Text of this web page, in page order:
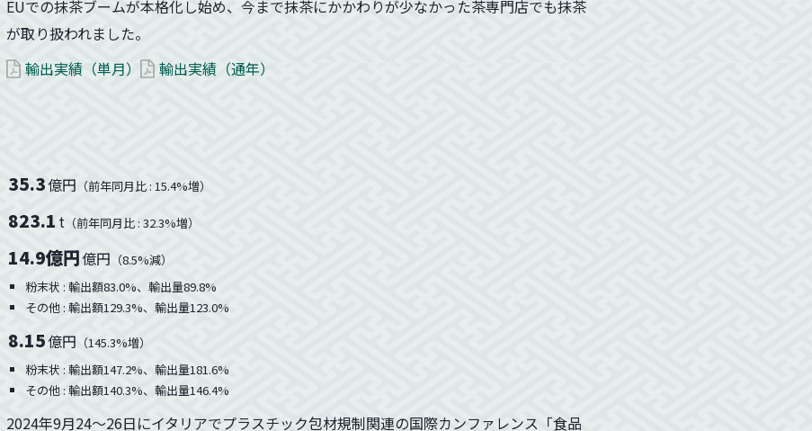
EUでの抹茶ブームが本格化し始め、今まで抹茶にかかわりが少なかった茶専門店でも抹茶
が取り扱われました。
輸出実績（単月） 輸出実績（通年）
35.3億円 （前年同月比 : 15.4%増）
823.1 t（前年同月比 : 32.3%増）
14.9億円億円 （8.5%減）
粉末状 : 輸出額83.0%、輸出量89.8%
その他 : 輸出額129.3%、輸出量123.0%
8.15億円 （145.3%増）
粉末状 : 輸出額147.2%、輸出量181.6%
その他 : 輸出額140.3%、輸出量146.4%
2024年9月24～26日にイタリアでプラスチック包材規制関連の国際カンファレンス「食品